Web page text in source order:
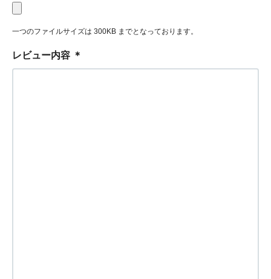
一つのファイルサイズは 300KB までとなっております。
レビュー内容 ＊